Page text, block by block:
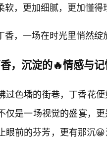
，更加细腻，更加懂得
，一场在时光里悄然绽
，沉淀的🔥情感与
过色墦的街巷，丁香花
仅是一场视觉的盛宴，
眼前的芬芳，更有那沉